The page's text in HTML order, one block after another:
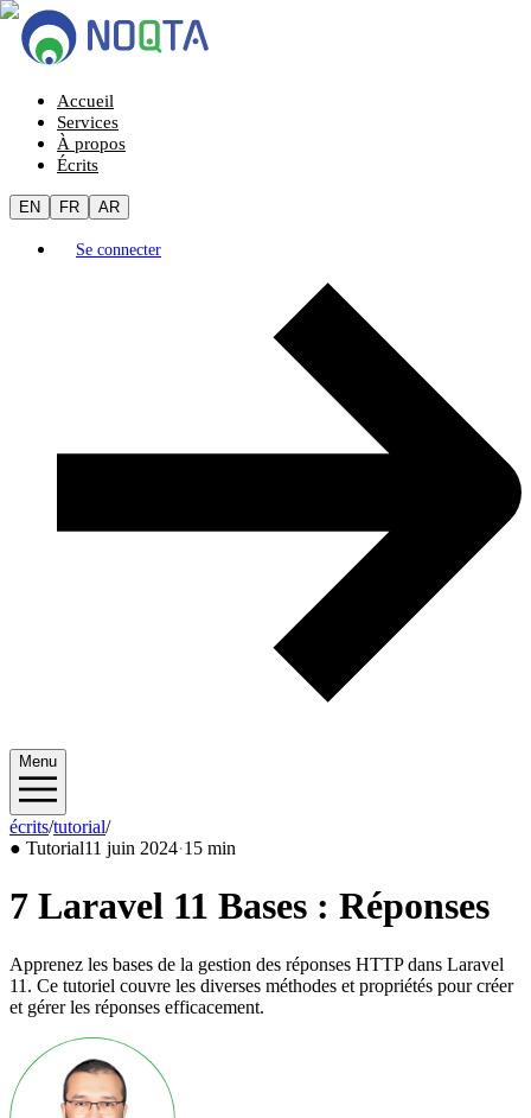
Accueil
Services
À propos
Écrits
EN FR AR
Se connecter
Menu
écrits/tutorial/2024/06
● Tutorial11 juin 2024·15 min
7 Laravel 11 Bases : Réponses
Apprenez les bases de la gestion des réponses HTTP dans Laravel
11. Ce tutoriel couvre les diverses méthodes et propriétés pour créer
et gérer les réponses efficacement.